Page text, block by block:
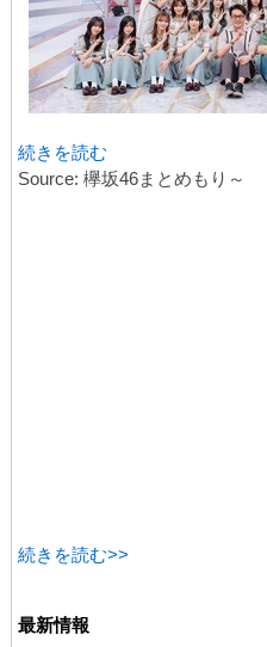
続きを読む
Source: 欅坂46まとめもり～
続きを読む>>
最新情報